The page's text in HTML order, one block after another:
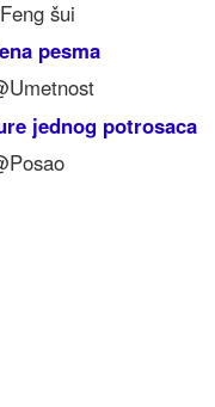
šui
pesma
jednog potrosaca